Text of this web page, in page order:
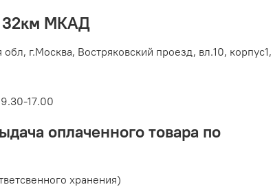
32км МКАД
г.Москва, Востряковский проезд, вл.10, корпус1,
17.00
оплаченного товара по
хранения)